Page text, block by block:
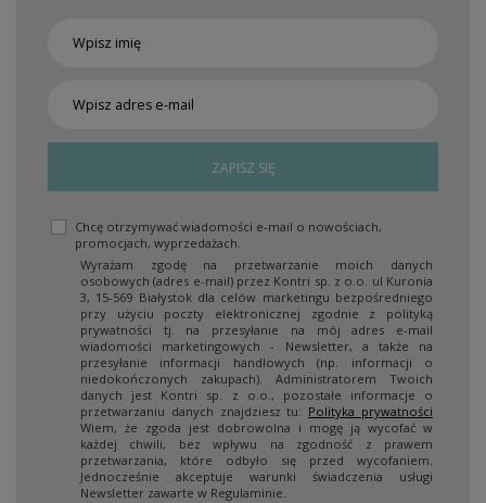
ZAPISZ SIĘ
Chcę otrzymywać wiadomości e-mail o nowościach,
promocjach, wyprzedażach.
Wyrażam zgodę na przetwarzanie moich danych
osobowych (adres e-mail) przez Kontri sp. z o.o. ul Kuronia
3, 15-569 Białystok dla celów marketingu bezpośredniego
przy użyciu poczty elektronicznej zgodnie z polityką
prywatności tj. na przesyłanie na mój adres e-mail
wiadomości marketingowych - Newsletter, a także na
przesyłanie informacji handlowych (np. informacji o
niedokończonych zakupach). Administratorem Twoich
danych jest Kontri sp. z o.o., pozostałe informacje o
przetwarzaniu danych znajdziesz tu: Polityka prywatności
Wiem, że zgoda jest dobrowolna i mogę ją wycofać w
każdej chwili, bez wpływu na zgodność z prawem
przetwarzania, które odbyło się przed wycofaniem.
Jednocześnie akceptuje warunki świadczenia usługi
Newsletter zawarte w Regulaminie.